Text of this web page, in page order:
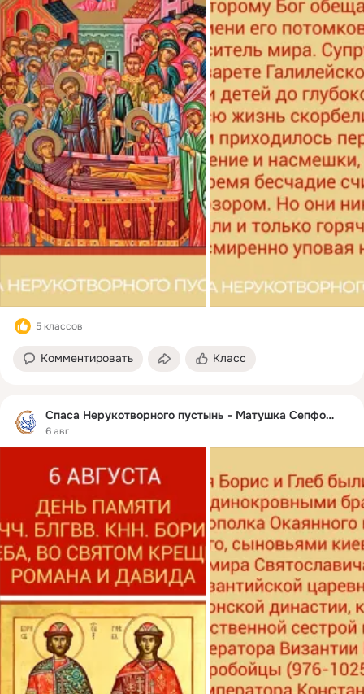
5 классов
Комментировать Класс
Спаса Нерукотворного пустынь - Матушка Сепфора
6 авг